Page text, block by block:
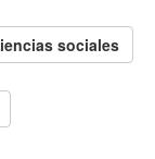
sociales